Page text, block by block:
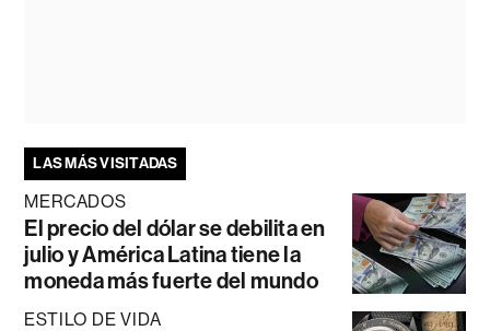
LAS MÁS VISITADAS
MERCADOS
El precio del dólar se debilita en
julio y América Latina tiene la
moneda más fuerte del mundo
ESTILO DE VIDA